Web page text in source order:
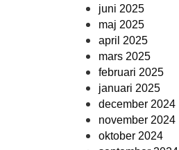
juni 2025
maj 2025
april 2025
mars 2025
februari 2025
januari 2025
december 2024
november 2024
oktober 2024